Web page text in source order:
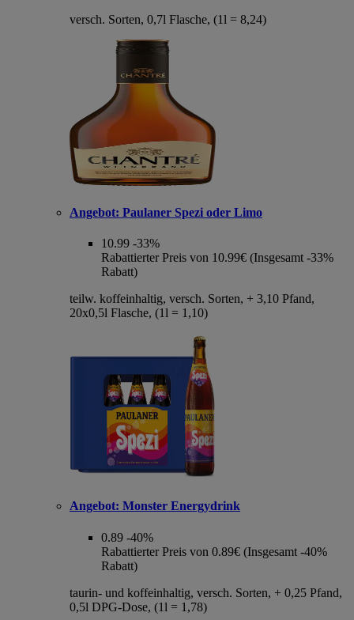
versch. Sorten, 0,7l Flasche, (1l = 8,24)
Angebot: Paulaner Spezi oder Limo
10.99 -33%
Rabattierter Preis von 10.99€ (Insgesamt -33%
Rabatt)
teilw. koffeinhaltig, versch. Sorten, + 3,10 Pfand,
20x0,5l Flasche, (1l = 1,10)
Angebot: Monster Energydrink
0.89 -40%
Rabattierter Preis von 0.89€ (Insgesamt -40%
Rabatt)
taurin- und koffeinhaltig, versch. Sorten, + 0,25 Pfand,
0,5l DPG-Dose, (1l = 1,78)